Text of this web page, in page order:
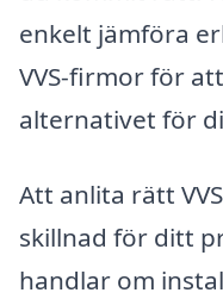
enkelt jämföra
VVS-firmor för
alternativet för
Att anlita rätt
skillnad för ditt
handlar om